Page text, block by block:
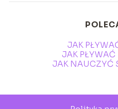
JAK
JAK PŁYWAĆ
JAK NAUCZYĆ